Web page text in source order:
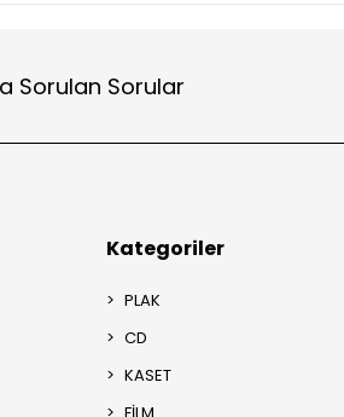
Sorulan Sorular
Kategoriler
PLAK
CD
KASET